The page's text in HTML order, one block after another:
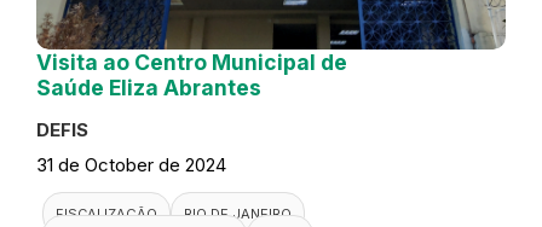
Visita ao Centro Municipal de
Saúde Eliza Abrantes
DEFIS
31 de October de 2024
FISCALIZAÇÃO
RIO DE JANEIRO